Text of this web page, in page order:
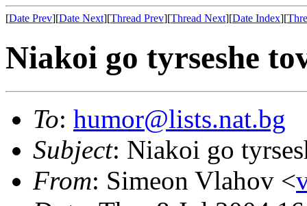
[Date Prev][Date Next][Thread Prev][Thread Next][Date Index][
Niakoi go tyrseshe
To: humor@lists.nat.bg
Subject: Niakoi go
From: Simeon Vlahov <